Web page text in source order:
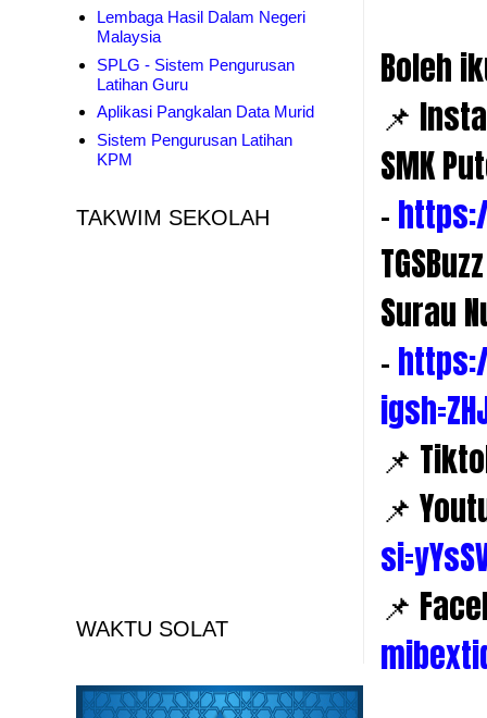
Boleh
📌
SMK
-
Surau
-
📌
📌
📌
Lembaga Hasil Dalam Negeri
Malaysia
SPLG - Sistem Pengurusan
Latihan Guru
Aplikasi Pangkalan Data Murid
Sistem Pengurusan Latihan
KPM
TAKWIM SEKOLAH
WAKTU SOLAT